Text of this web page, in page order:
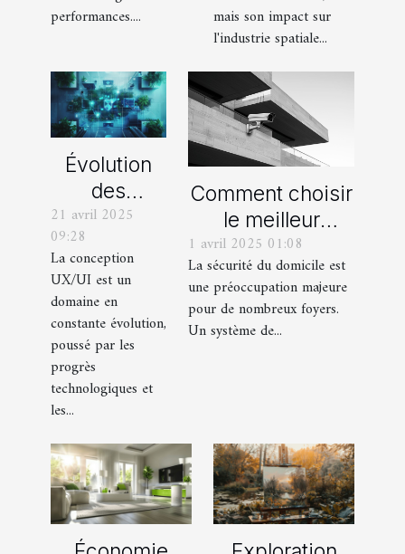
mesure
performances....
futuristes
mais son impact sur
l'industrie spatiale...
Évolution
des
méthodes
certification
en
conception
UX/UI
21 avril 2025
09:28
La conception
UX/UI est un
domaine en
constante évolution,
poussé par les
progrès
technologiques et
les...
Comment choisir
le meilleur
système de
vidéosurveillance
pour votre
domicile
1 avril 2025 01:08
La sécurité du domicile est
une préoccupation majeure
pour de nombreux foyers.
Un système de...